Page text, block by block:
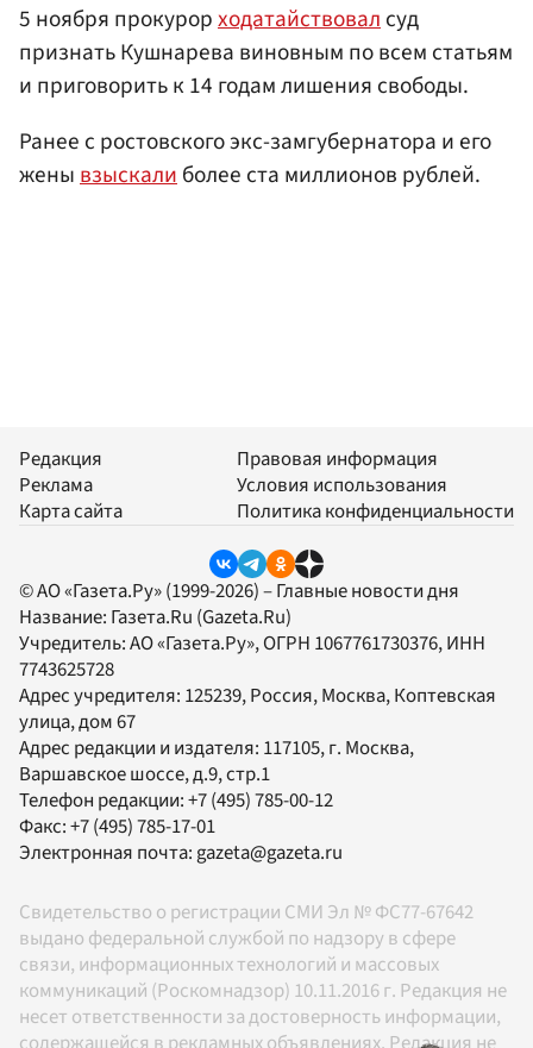
5 ноября прокурорходатайствовалсуд
признать Кушнарева виновным по всем статьям
и приговорить к 14 годам лишения свободы.
Ранее с ростовского экс-замгубернатора и его
женывзыскалиболее ста миллионов рублей.
Редакция
Реклама
Карта сайта
Правовая информация
Условия использования
Политика конфиденциальности
© АО «Газета.Ру» (1999-2026) – Главные новости дня
Название: Газета.Ru (Gazeta.Ru)
Учредитель:АО «Газета.Ру», ОГРН 1067761730376, ИНН
7743625728
Адрес учредителя: 125239, Россия, Москва, Коптевская
улица, дом 67
Адрес редакции и издателя: 117105, г. Москва,
Варшавское шоссе, д.9, стр.1
Телефон редакции:+7 (495) 785-00-12
Факс:+7 (495) 785-17-01
Электронная почта: gazeta@gazeta.ru
Свидетельство о регистрации СМИ Эл № ФС77-67642
выдано федеральной службой по надзору в сфере
связи, информационных технологий и массовых
коммуникаций (Роскомнадзор) 10.11.2016 г. Редакция не
несет ответственности за достоверность информации,